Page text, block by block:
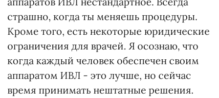
страшно, когда ты меняешь процедуры.
Кроме того, есть некоторые юридические
ограничения для врачей. Я осознаю, что
когда каждый человек обеспечен своим
аппаратом ИВЛ - это лучше, но сейчас
время принимать нештатные решения.